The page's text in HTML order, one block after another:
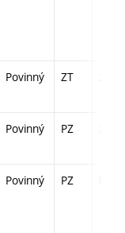
Povinný ZT
Povinný PZ
Povinný PZ